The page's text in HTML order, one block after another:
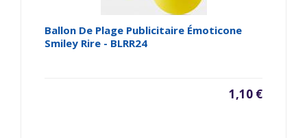
Ballon De Plage Publicitaire Émoticone
Smiley Rire - BLRR24
1,10 €